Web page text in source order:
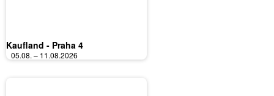
Kaufland - Praha 4
05.08. – 11.08.2026